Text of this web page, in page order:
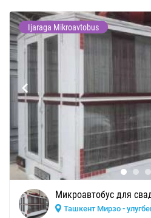
Ijaraga Mikroavtobus
Микроавтобус для
Ташкент Мирзо -